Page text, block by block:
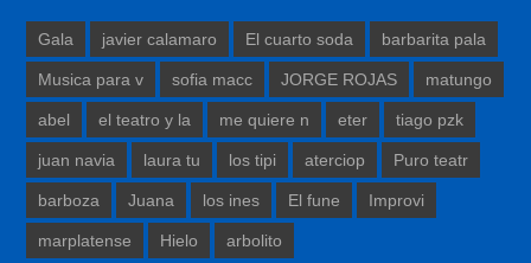
Gala javier calamaro El cuarto soda barbarita pala
Musica para v sofia macc JORGE ROJAS matungo
abel el teatro y la me quiere n eter tiago pzk
juan navia laura tu los tipi aterciop Puro teatr
barboza Juana los ines El fune Improvi
marplatense Hielo arbolito